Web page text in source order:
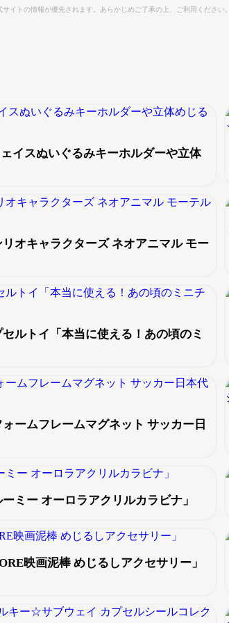
イトの情報が優先されます。あらかじめご了承の上、ご利用ください。
イスぬいぐるみキーホルダーや立体
オキャラクターズ ネオアニマル モー
ルトイ「本当に使える！あの頃のミ
ームフレームマグネット サッカー日
ミー オーロラアクリルカラビナ」
映画泥棒 めじるしアクセサリー」